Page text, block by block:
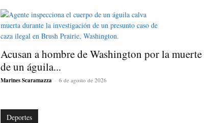
Acusan a hombre de Washington por la muerte
de un águila...
Marines Scaramazza - 6 de agosto de 2026
Deportes